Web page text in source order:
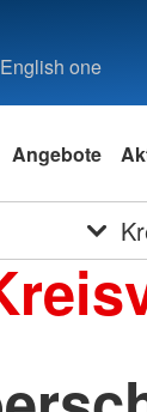
one
Angebote